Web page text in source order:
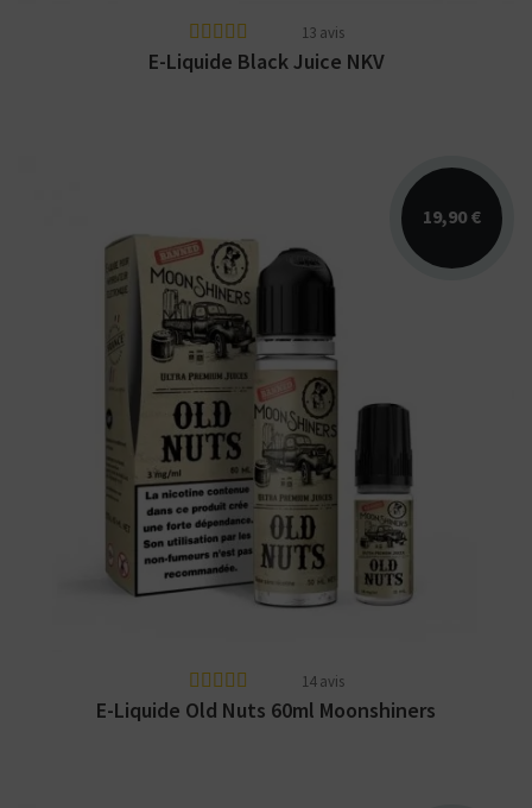
13 avis
E-Liquide Black Juice NKV
19,90 €
Arômes : nougat, noisette, caramel crémeux.
E-liquide Moonshiners en 50 pour 60ml et en
40 pour...
14 avis
E-Liquide Old Nuts 60ml Moonshiners